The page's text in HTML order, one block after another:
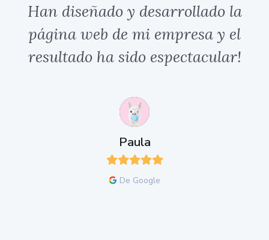
Han diseñado y desarrollado la
página web de mi empresa y el
resultado ha sido espectacular!
Paula
De Google